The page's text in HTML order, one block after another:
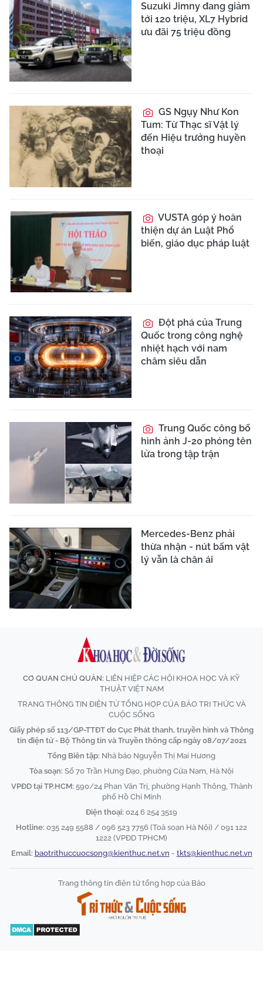
Suzuki Jimny đang giảm
tới 120 triệu, XL7 Hybrid
ưu đãi 75 triệu đồng
GS Ngụy Như Kon
Tum: Từ Thạc sĩ Vật lý
đến Hiệu trưởng huyền
thoại
VUSTA góp ý hoàn
thiện dự án Luật Phổ
biến, giáo dục pháp luật
Đột phá của Trung
Quốc trong công nghệ
nhiệt hạch với nam
châm siêu dẫn
Trung Quốc công bố
hình ảnh J-20 phóng tên
lửa trong tập trận
Mercedes-Benz phải
thừa nhận - nút bấm vật
lý vẫn là chân ái
CƠ QUAN CHỦ QUẢN: LIÊN HIỆP CÁC HỘI KHOA HỌC VÀ KỸ
THUẬT VIỆT NAM
TRANG THÔNG TIN ĐIỆN TỬ TỔNG HỢP CỦA BÁO TRI THỨC VÀ
CUỘC SỐNG
Giấy phép số 113/GP-TTĐT do Cục Phát thanh, truyền hình và Thông
tin điện tử - Bộ Thông tin và Truyền thông cấp ngày 08/07/2021
Tổng Biên tập: Nhà báo Nguyễn Thị Mai Hương
Tòa soạn: Số 70 Trần Hưng Đạo, phường Cửa Nam, Hà Nội
VPĐD tại TP.HCM: 590/24 Phan Văn Trị, phường Hạnh Thông, Thành
phố Hồ Chí Minh
Điện thoại: 024 6 254 3519
Hotline: 035 249 5588 / 096 523 7756 (Toà soạn Hà Nội) / 091 122
1222 (VPĐD TPHCM)
Email: baotrithuccuocsong@kienthuc.net.vn - tkts@kienthuc.net.vn
Trang thông tin điện tử tổng hợp của Báo